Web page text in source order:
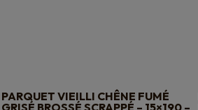
PARQUET VIEILLI CHÊNE FUMÉ